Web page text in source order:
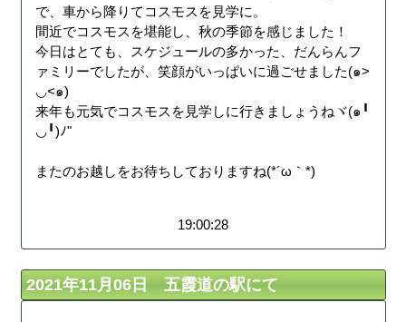
で、車から降りてコスモスを見学に。
間近でコスモスを堪能し、秋の季節を感じました！
今日はとても、スケジュールの多かった、だんらんフ
ァミリーでしたが、笑顔がいっぱいに過ごせました(๑>
◡<๑)
来年も元気でコスモスを見学しに行きましょうねヾ(๑╹
◡╹)ﾉ"
またのお越しをお待ちしておりますね(*´ω｀*)
19:00:28
2021年11月06日 五霞道の駅にて